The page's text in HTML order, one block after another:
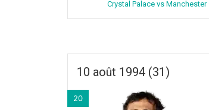
Crystal Palace vs Manchester
10 août 1994 (31)
20